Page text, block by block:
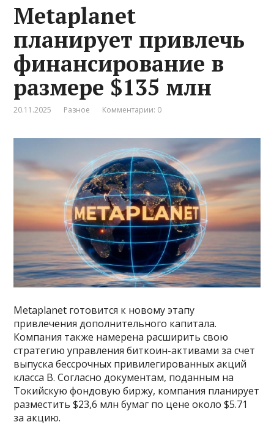
Metaplanet
планирует привлечь
финансирование в
размере $135 млн
20.11.2025 Разное Комментарии: 0
Metaplanet готовится к новому этапу
привлечения дополнительного капитала.
Компания также намерена расширить свою
стратегию управления биткоин-активами за счет
выпуска бессрочных привилегированных акций
класса B. Согласно документам, поданным на
Токийскую фондовую биржу, компания планирует
разместить $23,6 млн бумаг по цене около $5.71
за акцию.